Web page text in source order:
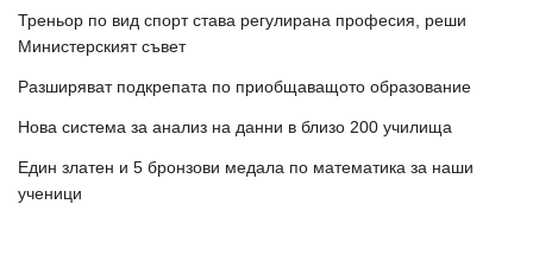
Треньор по вид спорт става регулирана професия, реши
Министерският съвет
Разширяват подкрепата по приобщаващото образование
Нова система за анализ на данни в близо 200 училища
Един златен и 5 бронзови медала по математика за наши
ученици